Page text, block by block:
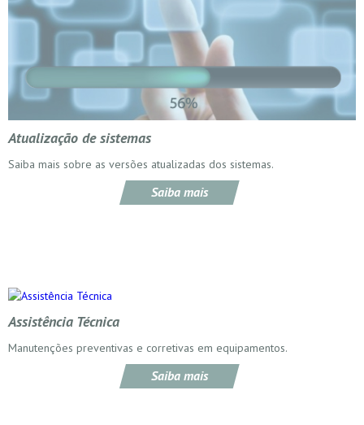
Atualização de sistemas
Saiba mais sobre as versões atualizadas dos sistemas.
Saiba mais
Assistência Técnica
Manutenções preventivas e corretivas em equipamentos.
Saiba mais